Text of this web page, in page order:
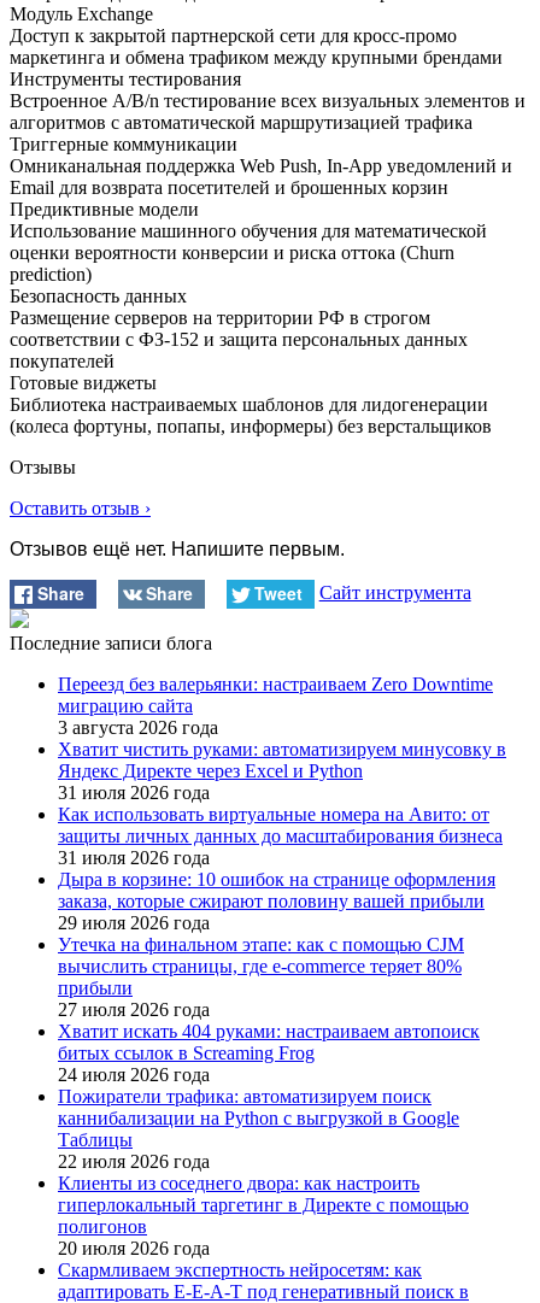
Модуль Exchange
Доступ к закрытой партнерской сети для кросс-промо
маркетинга и обмена трафиком между крупными брендами
Инструменты тестирования
Встроенное A/B/n тестирование всех визуальных элементов и
алгоритмов с автоматической маршрутизацией трафика
Триггерные коммуникации
Омниканальная поддержка Web Push, In-App уведомлений и
Email для возврата посетителей и брошенных корзин
Предиктивные модели
Использование машинного обучения для математической
оценки вероятности конверсии и риска оттока (Churn
prediction)
Безопасность данных
Размещение серверов на территории РФ в строгом
соответствии с ФЗ-152 и защита персональных данных
покупателей
Готовые виджеты
Библиотека настраиваемых шаблонов для лидогенерации
(колеса фортуны, попапы, информеры) без верстальщиков
Отзывы
Оставить отзыв ›
Отзывов ещё нет. Напишите первым.
Share Share Tweet Сайт инструмента
Последние записи блога
Переезд без валерьянки: настраиваем Zero Downtime
миграцию сайта
3 августа 2026 года
Хватит чистить руками: автоматизируем минусовку в
Яндекс Директе через Excel и Python
31 июля 2026 года
Как использовать виртуальные номера на Авито: от
защиты личных данных до масштабирования бизнеса
31 июля 2026 года
Дыра в корзине: 10 ошибок на странице оформления
заказа, которые сжирают половину вашей прибыли
29 июля 2026 года
Утечка на финальном этапе: как с помощью CJM
вычислить страницы, где e-commerce теряет 80%
прибыли
27 июля 2026 года
Хватит искать 404 руками: настраиваем автопоиск
битых ссылок в Screaming Frog
24 июля 2026 года
Пожиратели трафика: автоматизируем поиск
каннибализации на Python с выгрузкой в Google
Таблицы
22 июля 2026 года
Клиенты из соседнего двора: как настроить
гиперлокальный таргетинг в Директе с помощью
полигонов
20 июля 2026 года
Скармливаем экспертность нейросетям: как
адаптировать E-E-A-T под генеративный поиск в